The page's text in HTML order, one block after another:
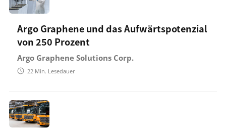
Argo Graphene und das Aufwärtspotenzial
von 250 Prozent
Argo Graphene Solutions Corp.
22 Min. Lesedauer